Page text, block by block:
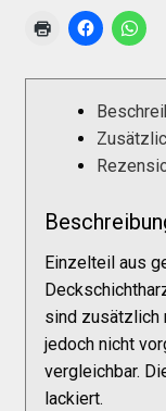
Marken
Sitzpolster und
Preislisten
Galerie
Warenkorb
Einzelteil aus
sind zusätzlich
jedoch nicht
vergleichbar.
lackiert.